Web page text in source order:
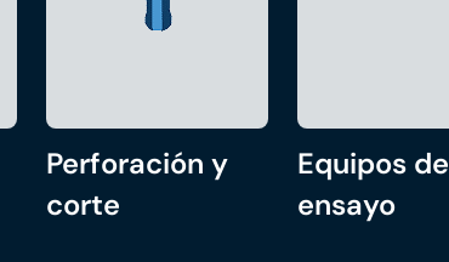
Perforación y
corte
Equipos de
ensayo